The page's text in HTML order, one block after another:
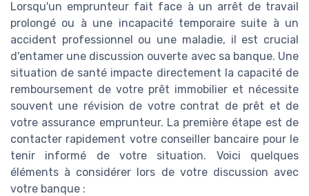
Lorsqu'un emprunteur fait face à un arrêt de travail
prolongé ou à une incapacité temporaire suite à un
accident professionnel ou une maladie, il est crucial
d'entamer une discussion ouverte avec sa banque. Une
situation de santé impacte directement la capacité de
remboursement de votre prêt immobilier et nécessite
souvent une révision de votre contrat de prêt et de
votre assurance emprunteur. La première étape est de
contacter rapidement votre conseiller bancaire pour le
tenir informé de votre situation. Voici quelques
éléments à considérer lors de votre discussion avec
votre banque :